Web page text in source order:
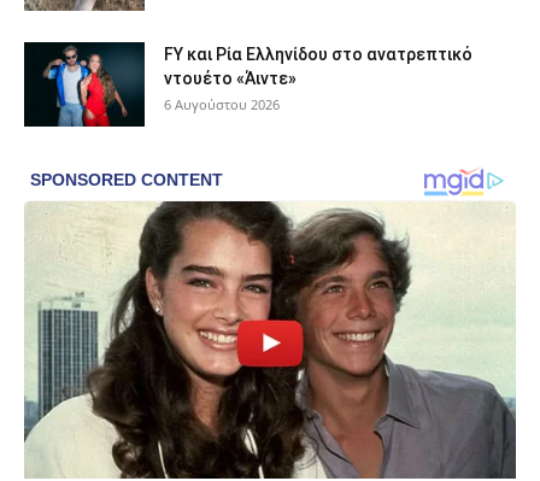
FY και Ρία Ελληνίδου στο ανατρεπτικό
ντουέτο «Άιντε»
6 Αυγούστου 2026